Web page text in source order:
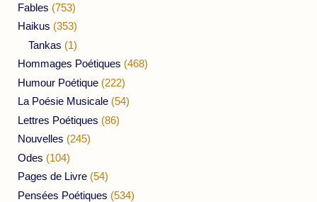
Fables (753)
Haikus (353)
Tankas (1)
Hommages Poétiques (468)
Humour Poétique (222)
La Poésie Musicale (54)
Lettres Poétiques (86)
Nouvelles (245)
Odes (104)
Pages de Livre (54)
Pensées Poétiques (534)